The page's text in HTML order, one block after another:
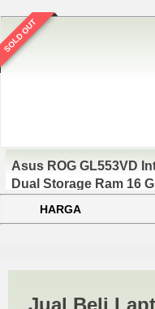
SOLD OUT
Asus ROG GL553VD
Dual Storage Ram 16
HARGA
Jual Beli